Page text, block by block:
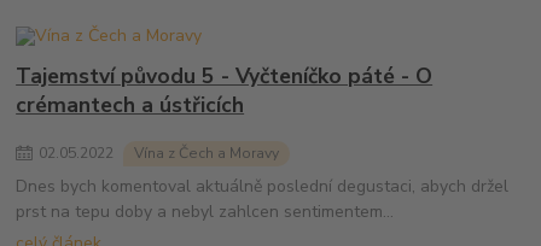
Tajemství původu 5 - Vyčteníčko páté - O
crémantech a ústřicích
02.05.2022 Vína z Čech a Moravy
Dnes bych komentoval aktuálně poslední degustaci, abych držel
prst na tepu doby a nebyl zahlcen sentimentem...